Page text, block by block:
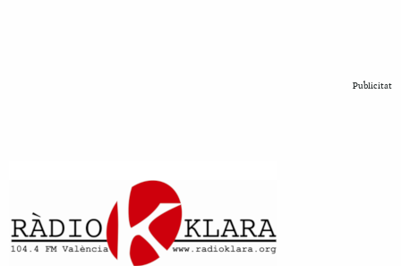
Publicitat